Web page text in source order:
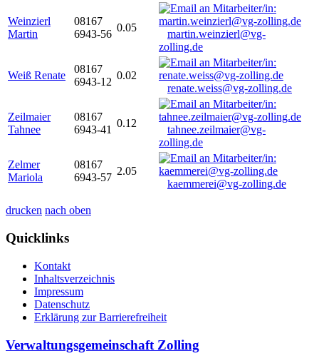
Weinzierl
Martin
08167
6943-56
0.05
martin.weinzierl@vg-
zolling.de
Weiß Renate
08167
6943-12
0.02
renate.weiss@vg-zolling.de
Zeilmaier
Tahnee
08167
6943-41
0.12
tahnee.zeilmaier@vg-
zolling.de
Zelmer
Mariola
08167
6943-57
2.05
kaemmerei@vg-zolling.de
drucken nach oben
Quicklinks
Kontakt
Inhaltsverzeichnis
Impressum
Datenschutz
Erklärung zur Barrierefreiheit
Verwaltungsgemeinschaft Zolling